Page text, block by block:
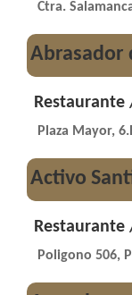
Ctra.
Abrasador
Plaza Mayor,
Activo
Poligono 506,